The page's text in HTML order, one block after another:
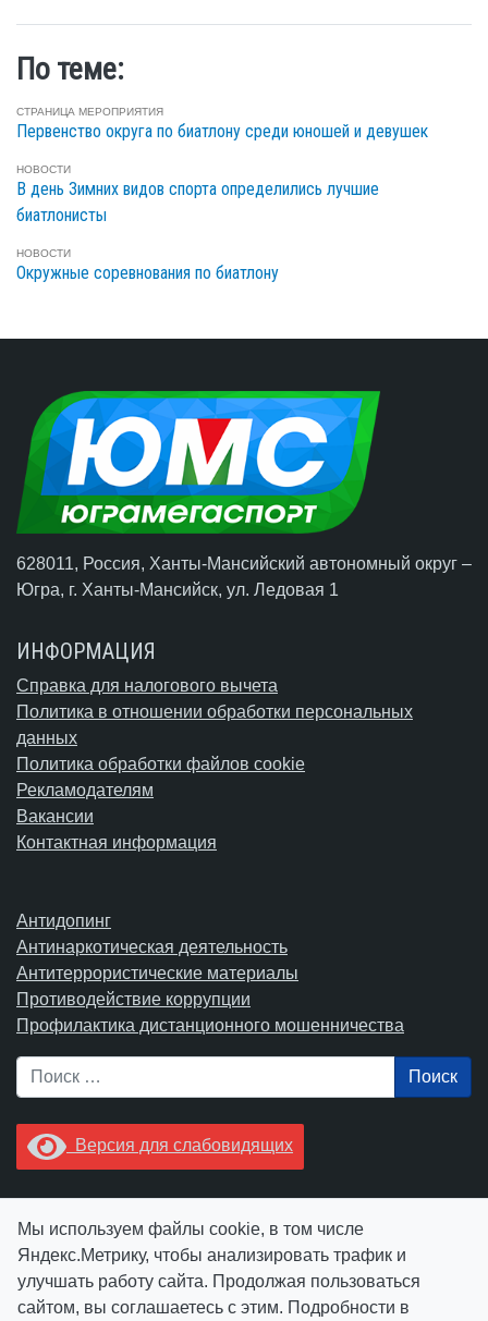
По теме:
СТРАНИЦА МЕРОПРИЯТИЯ
Первенство округа по биатлону среди юношей и девушек
НОВОСТИ
В день Зимних видов спорта определились лучшие
биатлонисты
НОВОСТИ
Окружные соревнования по биатлону
628011, Россия, Ханты-Мансийский автономный округ –
Югра, г. Ханты-Мансийск, ул. Ледовая 1
ИНФОРМАЦИЯ
Справка для налогового вычета
Политика в отношении обработки персональных
данных
Политика обработки файлов cookie
Рекламодателям
Вакансии
Контактная информация
Антидопинг
Антинаркотическая деятельность
Антитеррористические материалы
Противодействие коррупции
Профилактика дистанционного мошенничества
Поиск
Версия для слабовидящих
Ctrl+Enter.
Мы используем файлы cookie, в том числе
Яндекс.Метрику, чтобы анализировать трафик и
улучшать работу сайта. Продолжая пользоваться
сайтом, вы соглашаетесь с этим. Подробности в